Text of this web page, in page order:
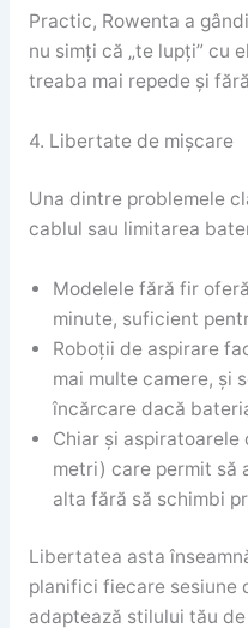
Practic, Rowenta a
nu simți că „te lupți” cu
treaba mai repede și
4. Libertate de mișcare
Una dintre problemele
cablul sau limitarea
Modelele fără fir
minute, suficient
Roboții de aspirare
mai multe camere, și
încărcare dacă
Chiar și
metri) care permit să
alta fără să schimbi
Libertatea asta
planifici fiecare sesiune
adaptează stilului tău